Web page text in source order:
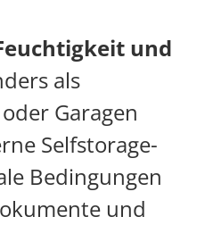
und
als
Garagen
Selfstorage-
Bedingungen
und